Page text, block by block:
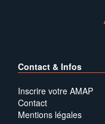
Contact & Infos
Inscrire votre AMAP
Contact
Mentions légales